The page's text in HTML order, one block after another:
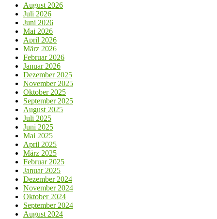
August 2026
Juli 2026
Juni 2026
Mai 2026
April 2026
März 2026
Februar 2026
Januar 2026
Dezember 2025
November 2025
Oktober 2025
September 2025
August 2025
Juli 2025
Juni 2025
Mai 2025
April 2025
März 2025
Februar 2025
Januar 2025
Dezember 2024
November 2024
Oktober 2024
September 2024
August 2024